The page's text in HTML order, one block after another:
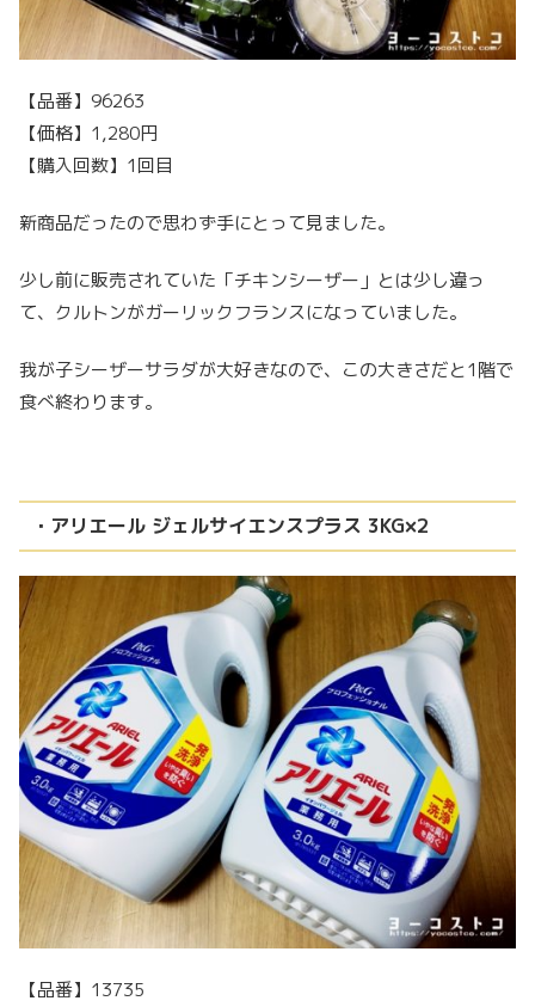
【品番】96263
【価格】1,280円
【購入回数】1回目
新商品だったので思わず手にとって見ました。
少し前に販売されていた「チキンシーザー」とは少し違っ
て、クルトンがガーリックフランスになっていました。
我が子シーザーサラダが大好きなので、この大きさだと1階で
食べ終わります。
・アリエール ジェルサイエンスプラス 3KG×2
【品番】13735